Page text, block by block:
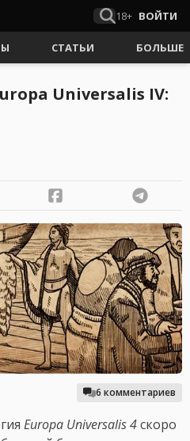
18+ ВОЙТИ
СТАТЬИ БОЛЬШЕ
Universalis IV:
6 комментариев
Europa Universalis 4скоро